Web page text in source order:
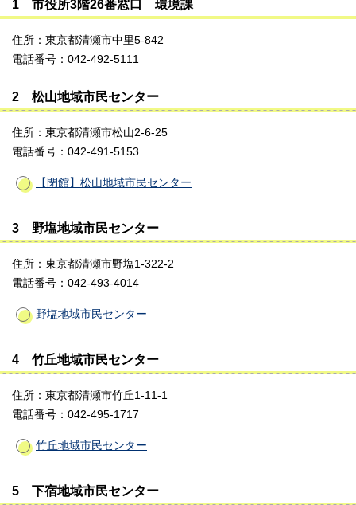
1 市役所3階26番窓口 環境課
住所：東京都清瀬市中里5-842
電話番号：042-492-5111
2 松山地域市民センター
住所：東京都清瀬市松山2-6-25
電話番号：042-491-5153
【閉館】松山地域市民センター
3 野塩地域市民センター
住所：東京都清瀬市野塩1-322-2
電話番号：042-493-4014
野塩地域市民センター
4 竹丘地域市民センター
住所：東京都清瀬市竹丘1-11-1
電話番号：042-495-1717
竹丘地域市民センター
5 下宿地域市民センター